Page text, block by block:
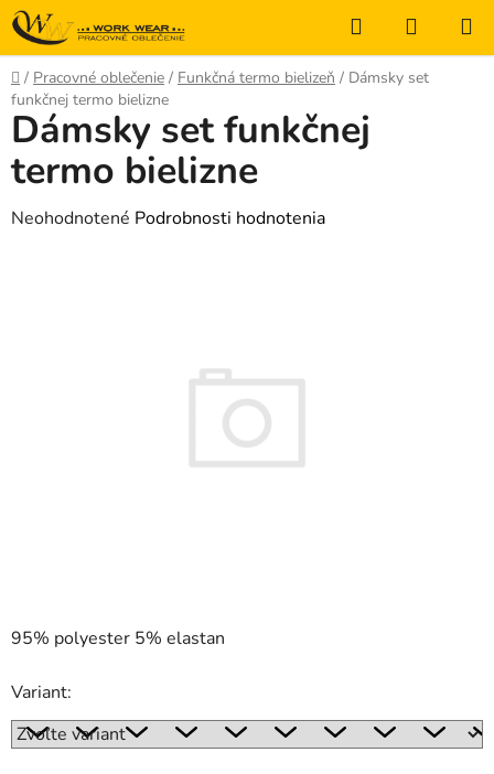
Prejsť
na
obsah
Hľadať
KOŠÍK
Domov
/ Pracovné oblečenie / Funkčná termo bielizeň / Dámsky set
funkčnej termo bielizne
95% polyester 5% elastan
Variant:
Dámsky set funkčnej
termo bielizne
Priemerné
Neohodnotené Podrobnosti hodnotenia